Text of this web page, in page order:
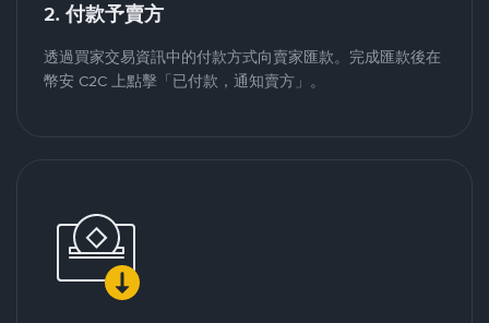
2. 付款予賣方
透過買家交易資訊中的付款方式向賣家匯款。完成匯款後在
幣安 C2C 上點擊「已付款，通知賣方」。